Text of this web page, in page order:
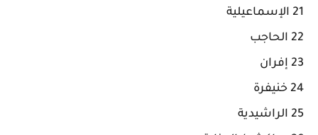
21 الإسماعيلية
22 الحاجب
23 إفران
24 خنيفرة
25 الراشيدية